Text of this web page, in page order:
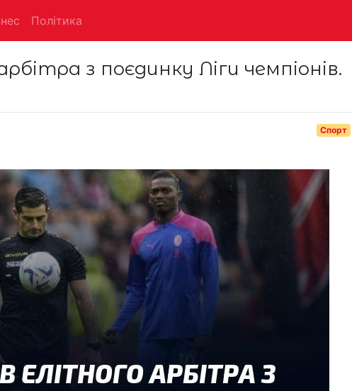
Політика
з поєдинку Ліги чемпіонів.
Спорт